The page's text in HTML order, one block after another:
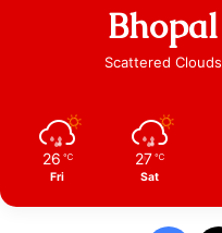
Bhopal
Scattered Clouds
26 ℃
Fri
27 ℃
Sat